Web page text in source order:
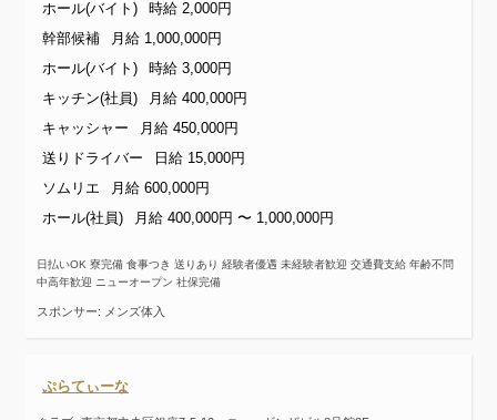
ホール(バイト)
時給 2,000円
幹部候補
月給 1,000,000円
ホール(バイト)
時給 3,000円
キッチン(社員)
月給 400,000円
キャッシャー
月給 450,000円
送りドライバー
日給 15,000円
ソムリエ
月給 600,000円
ホール(社員)
月給 400,000円 〜 1,000,000円
日払いOK 寮完備 食事つき 送りあり 経験者優遇 未経験者歓迎 交通費支給 年齢不問
中高年歓迎 ニューオープン 社保完備
スポンサー: メンズ体入
ぷらてぃーな